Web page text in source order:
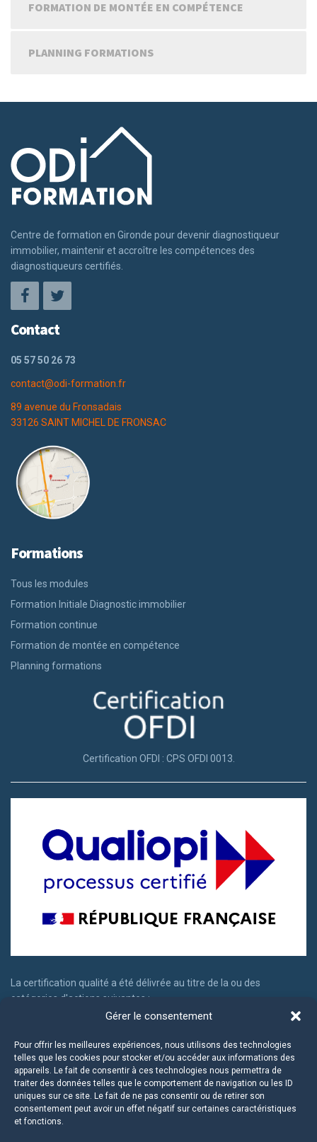
Gérer le consentement
Pour offrir les meilleures expériences, nous utilisons des technologies
telles que les cookies pour stocker et/ou accéder aux informations des
appareils. Le fait de consentir à ces technologies nous permettra de
traiter des données telles que le comportement de navigation ou les ID
uniques sur ce site. Le fait de ne pas consentir ou de retirer son
consentement peut avoir un effet négatif sur certaines caractéristiques
et fonctions.
FORMATION DE MONTÉE EN COMPÉTENCE
PLANNING FORMATIONS
Centre de formation en Gironde pour devenir diagnostiqueur
immobilier, maintenir et accroître les compétences des
diagnostiqueurs certifiés.
Contact
05 57 50 26 73
contact@odi-formation.fr
89 avenue du Fronsadais
33126 SAINT MICHEL DE FRONSAC
Formations
Tous les modules
Formation Initiale Diagnostic immobilier
Formation continue
Formation de montée en compétence
Planning formations
Certification OFDI : CPS OFDI 0013.
La certification qualité a été délivrée au titre de la ou des
catégories d'actions suivantes :
Actions de formation